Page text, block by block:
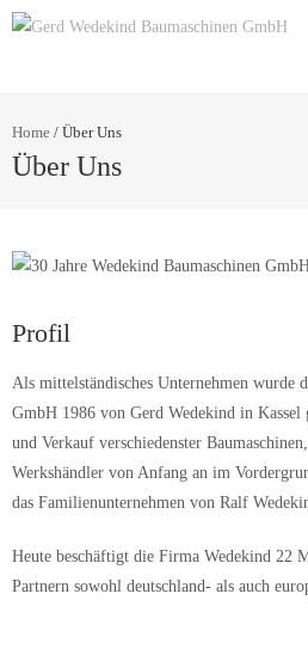
Home / Über Uns
Über Uns
Profil
Als mittelständisches Unternehmen wurde
GmbH 1986 von Gerd Wedekind in Kassel
und Verkauf verschiedenster
Werkshändler von Anfang an im
das Familienunternehmen von Ralf
Heute beschäftigt die Firma Wedekind 22
Partnern sowohl deutschland- als auch